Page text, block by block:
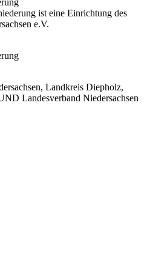
ist eine Einrichtung des
e.V.
Landkreis Diepholz,
Landesverband Niedersachsen